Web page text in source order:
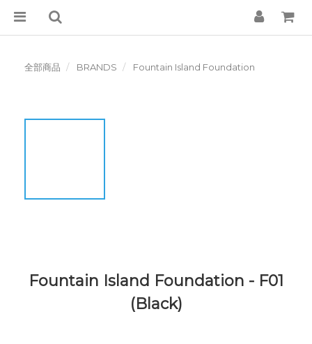
全部商品 BRANDS Fountain Island Foundation
Fountain Island Foundation - F01
(Black)